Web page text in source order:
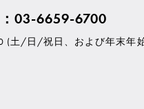
：03-6659-6700
(土/日/祝日、および年末年